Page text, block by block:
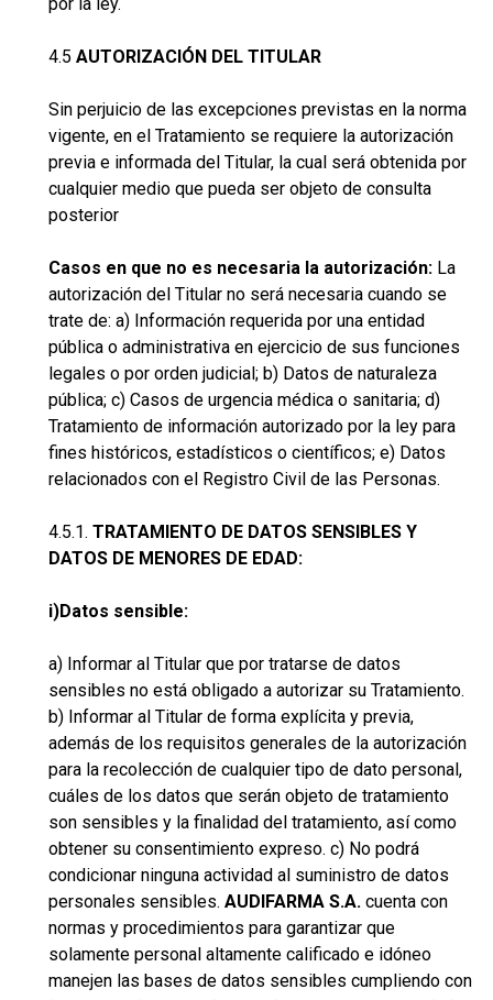
4.5 AUTORIZACIÓN DEL TITULAR
Sin perjuicio de las excepciones previstas en la norma
vigente, en el Tratamiento se requiere la autorización
previa e informada del Titular, la cual será obtenida por
cualquier medio que pueda ser objeto de consulta
posterior
Casos en que no es necesaria la autorización: La
autorización del Titular no será necesaria cuando se
trate de: a) Información requerida por una entidad
pública o administrativa en ejercicio de sus funciones
legales o por orden judicial; b) Datos de naturaleza
pública; c) Casos de urgencia médica o sanitaria; d)
Tratamiento de información autorizado por la ley para
fines históricos, estadísticos o científicos; e) Datos
relacionados con el Registro Civil de las Personas.
4.5.1. TRATAMIENTO DE DATOS SENSIBLES Y
DATOS DE MENORES DE EDAD:
i)Datos sensible:
a) Informar al Titular que por tratarse de datos
sensibles no está obligado a autorizar su Tratamiento.
b) Informar al Titular de forma explícita y previa,
además de los requisitos generales de la autorización
para la recolección de cualquier tipo de dato personal,
cuáles de los datos que serán objeto de tratamiento
son sensibles y la finalidad del tratamiento, así como
obtener su consentimiento expreso. c) No podrá
condicionar ninguna actividad al suministro de datos
personales sensibles. AUDIFARMA S.A. cuenta con
normas y procedimientos para garantizar que
solamente personal altamente calificado e idóneo
manejen las bases de datos sensibles cumpliendo con